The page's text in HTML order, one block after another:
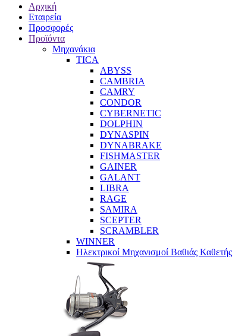
Αρχική
Εταιρεία
Προσφορές
Προϊόντα
Μηχανάκια
TICA
ABYSS
CAMBRIA
CAMRY
CONDOR
CYBERNETIC
DOLPHIN
DYNASPIN
DYNABRAKE
FISHMASTER
GAINER
GALANT
LIBRA
RAGE
SAMIRA
SCEPTER
SCRAMBLER
WINNER
Ηλεκτρικοί Μηχανισμοί Βαθιάς Καθετής